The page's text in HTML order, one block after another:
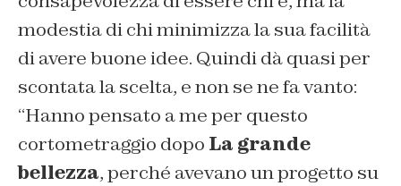
modestia di chi minimizza la sua facilità
di avere buone idee. Quindi dà quasi per
scontata la scelta, e non se ne fa vanto:
“Hanno pensato a me per questo
cortometraggio dopo La grande
bellezza, perché avevano un progetto su